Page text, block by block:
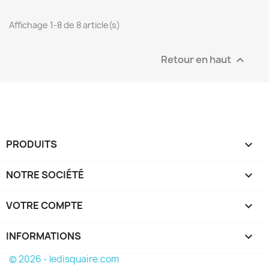
Affichage 1-8 de 8 article(s)
Retour en haut 
PRODUITS 
NOTRE SOCIÉTÉ 
VOTRE COMPTE 
INFORMATIONS keyboard_arrow_down
© 2026 - ledisquaire.com